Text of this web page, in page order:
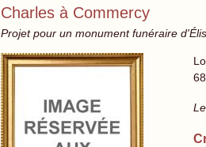
Charles à Commercy
Projet pour un monument funéraire